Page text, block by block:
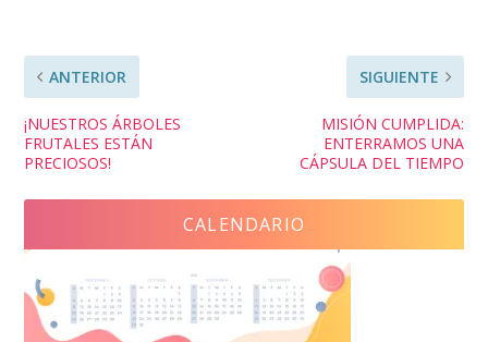
ANTERIOR
¡NUESTROS ÁRBOLES
FRUTALES ESTÁN
PRECIOSOS!
SIGUIENTE
MISIÓN CUMPLIDA:
ENTERRAMOS UNA
CÁPSULA DEL TIEMPO
CALENDARIO